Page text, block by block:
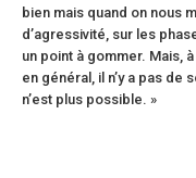
bien mais quand on nous
d’agressivité, sur les
un point à gommer. Mais, à
en général, il n’y a pas de
n’est plus possible. »